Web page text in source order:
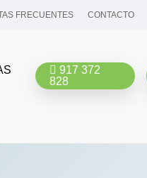
FRECUENTES CONTACTO
917 372
828